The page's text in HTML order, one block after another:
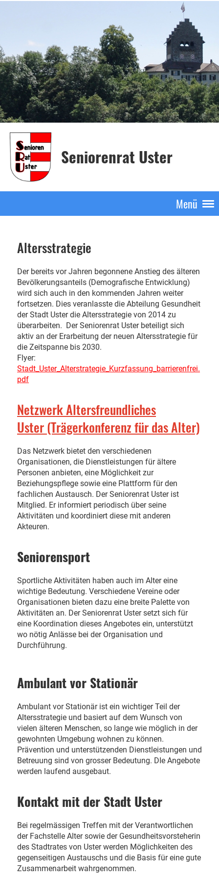
Seniorenrat Uster
Menü
Altersstrategie
Der bereits vor Jahren begonnene Anstieg des älteren
Bevölkerungsanteils (Demografische Entwicklung)
wird sich auch in den kommenden Jahren weiter
fortsetzen. Dies veranlasste die Abteilung Gesundheit
der Stadt Uster die Altersstrategie von 2014 zu
überarbeiten. Der Seniorenrat Uster beteiligt sich
aktiv an der Erarbeitung der neuen Altersstrategie für
die Zeitspanne bis 2030.
Flyer:
Stadt_Uster_Alterstrategie_Kurzfassung_barrierenfrei.
pdf
Netzwerk Altersfreundliches
Uster (Trägerkonferenz für das Alter)
Das Netzwerk bietet den verschiedenen
Organisationen, die Dienstleistungen für ältere
Personen anbieten, eine Möglichkeit zur
Beziehungspflege sowie eine Plattform für den
fachlichen Austausch. Der Seniorenrat Uster ist
Mitglied. Er informiert periodisch über seine
Aktivitäten und koordiniert diese mit anderen
Akteuren.
Seniorensport
Sportliche Aktivitäten haben auch im Alter eine
wichtige Bedeutung. Verschiedene Vereine oder
Organisationen bieten dazu eine breite Palette von
Aktivitäten an. Der Seniorenrat Uster setzt sich für
eine Koordination dieses Angebotes ein, unterstützt
wo nötig Anlässe bei der Organisation und
Durchführung.
Ambulant vor Stationär
Ambulant vor Stationär ist ein wichtiger Teil der
Altersstrategie und basiert auf dem Wunsch von
vielen älteren Menschen, so lange wie möglich in der
gewohnten Umgebung wohnen zu können.
Prävention und unterstützenden Dienstleistungen und
Betreuung sind von grosser Bedeutung. DIe Angebote
werden laufend ausgebaut.
Kontakt mit der Stadt Uster
Bei regelmässigen Treffen mit der Verantwortlichen
der Fachstelle Alter sowie der Gesundheitsvorsteherin
des Stadtrates von Uster werden Möglichkeiten des
gegenseitigen Austauschs und die Basis für eine gute
Zusammenarbeit wahrgenommen.